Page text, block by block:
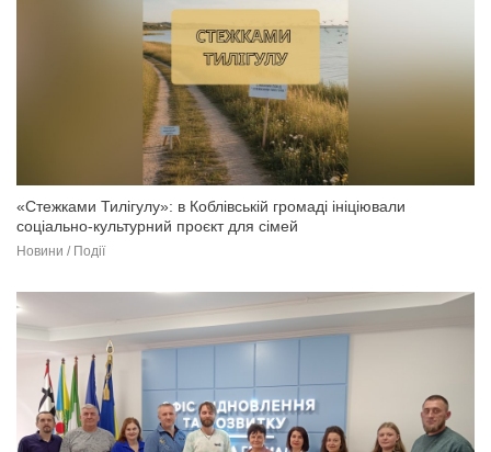
«Стежками Тилігулу»: в Коблівській громаді ініціювали
соціально-культурний проєкт для сімей
Новини / Події